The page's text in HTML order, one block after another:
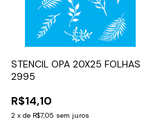
STENCIL OPA 20X25 FOLHAS
2995
R$14,10
2 x de R$7,05 sem juros